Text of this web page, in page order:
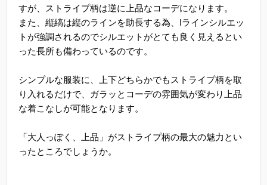
すが、ストライプ柄は逆に上品なコーデになります。
また、縦縞は縦のラインを助長する為、Iラインシルエッ
トが強調されるのでシルエットがとても良く見えるとい
った長所も備わっているのです。
シンプルな服装に、上下どちらかでもストライプ柄を取
り入れるだけで、ガラッとコーデの雰囲気が変わり上品
な着こなしが可能となります。
「大人っぽく、上品」がストライプ柄の最大の魅力とい
ったところでしょうか。